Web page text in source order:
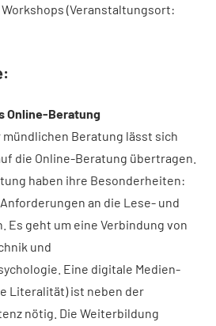
(Veranstaltungsort:
Online-Beratung
mündlichen Beratung lässt sich
die Online-Beratung übertragen.
haben ihre Besonderheiten:
an die Lese- und
Es geht um eine Verbindung von
und
Eine digitale Medien-
Literalität) ist neben der
nötig. Die Weiterbildung